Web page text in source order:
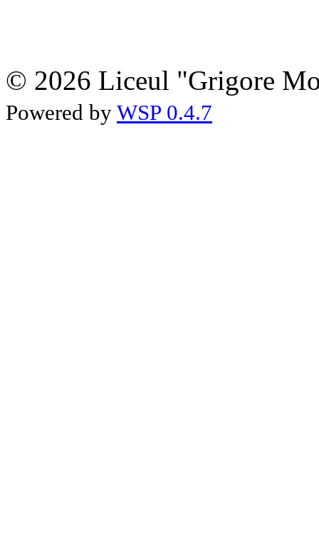
© 2026 Liceul "Grigore
Powered by WSP 0.4.7